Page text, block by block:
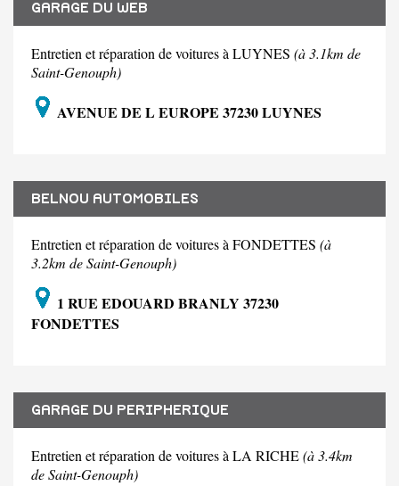
GARAGE DU WEB
Entretien et réparation de voitures à LUYNES (à 3.1km de
Saint-Genouph)
AVENUE DE L EUROPE 37230 LUYNES
BELNOU AUTOMOBILES
Entretien et réparation de voitures à FONDETTES (à
3.2km de Saint-Genouph)
1 RUE EDOUARD BRANLY 37230
FONDETTES
GARAGE DU PERIPHERIQUE
Entretien et réparation de voitures à LA RICHE(à 3.4km
de Saint-Genouph)